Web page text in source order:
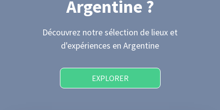
Argentine ?
Découvrez notre sélection de lieux et
d'expériences en Argentine
EXPLORER